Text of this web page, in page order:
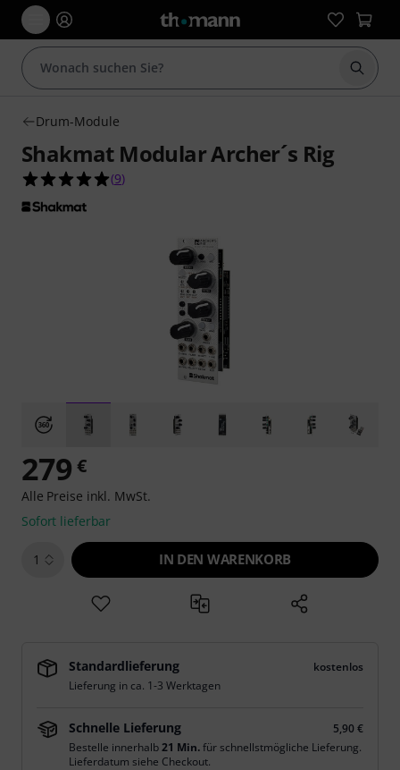
Suche
Drum-Module
Shakmat Modular Archer´s Rig
5.0 von 5 Sternen aus 9 Kundenbewertungen
(9)
279 €
Alle Preise inkl. MwSt.
Sofort lieferbar
1 IN DEN WARENKORB
Standardlieferung
kostenlos
Lieferung in ca. 1-3 Werktagen
Schnelle Lieferung
5,90 €
Bestelle innerhalb21 Min.für schnellstmögliche Lieferung.
Lieferdatum siehe Checkout.